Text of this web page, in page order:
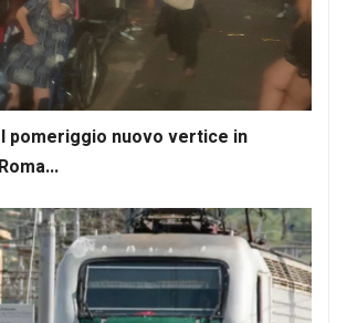
pomeriggio nuovo vertice in